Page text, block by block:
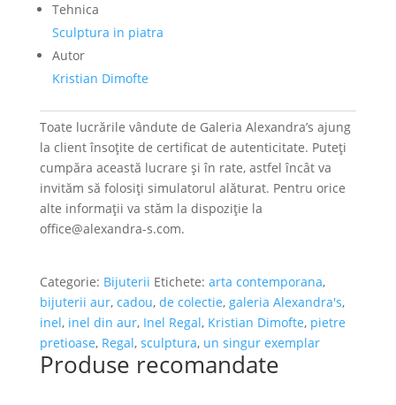
Tehnica
Sculptura in piatra
Autor
Kristian Dimofte
Toate lucrările vândute de Galeria Alexandra’s ajung
la client însoțite de certificat de autenticitate. Puteți
cumpăra această lucrare și în rate, astfel încât va
invităm să folosiți simulatorul alăturat. Pentru orice
alte informații va stăm la dispoziție la
office@alexandra-s.com.
Categorie: Bijuterii Etichete: arta contemporana,
bijuterii aur, cadou, de colectie, galeria Alexandra's,
inel, inel din aur, Inel Regal, Kristian Dimofte, pietre
pretioase, Regal, sculptura, un singur exemplar
Produse recomandate